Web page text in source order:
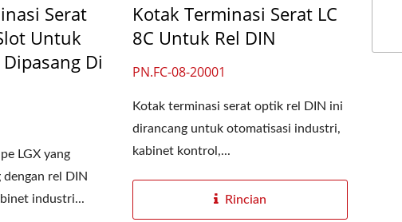
Serat
Untuk
Di
LGX yang
rel DIN
industri...
Kotak Terminasi Serat LC
8C Untuk Rel DIN
PN.FC-08-20001
Kotak terminasi serat optik rel DIN ini
dirancang untuk otomatisasi industri,
kabinet kontrol,...
Rincian